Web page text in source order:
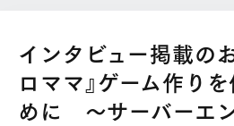
インタビュー掲載の
ロママ』ゲーム作り
めに ～サーバーエ